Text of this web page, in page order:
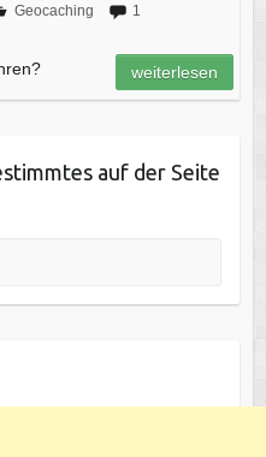
Geocaching
1
weiterlesen
auf der Seite